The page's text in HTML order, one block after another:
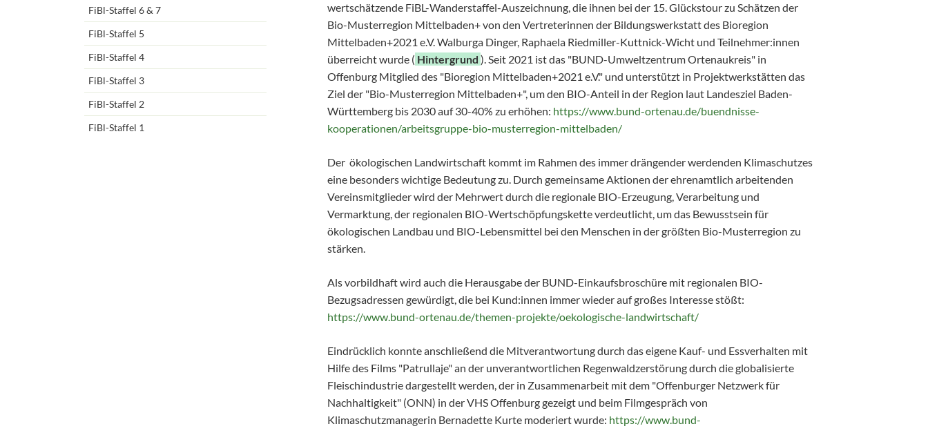
wertschätzende FiBL-Wanderstaffel-Auszeichnung, die ihnen bei der 15. Glückstour zu Schätzen der
Bio-Musterregion Mittelbaden+ von den Vertreterinnen der Bildungswerkstatt des Bioregion
Mittelbaden+2021 e.V. Walburga Dinger, Raphaela Riedmiller-Kuttnick-Wicht und Teilnehmer:innen
überreicht wurde ( Hintergrund ). Seit 2021 ist das "BUND-Umweltzentrum Ortenaukreis" in
Offenburg Mitglied des "Bioregion Mittelbaden+2021 e.V." und unterstützt in Projektwerkstätten das
Ziel der "Bio-Musterregion Mittelbaden+", um den BIO-Anteil in der Region laut Landesziel Baden-
Württemberg bis 2030 auf 30-40% zu erhöhen: https://www.bund-ortenau.de/buendnisse-
kooperationen/arbeitsgruppe-bio-musterregion-mittelbaden/
Der ökologischen Landwirtschaft kommt im Rahmen des immer drängender werdenden Klimaschutzes
eine besonders wichtige Bedeutung zu. Durch gemeinsame Aktionen der ehrenamtlich arbeitenden
Vereinsmitglieder wird der Mehrwert durch die regionale BIO-Erzeugung, Verarbeitung und
Vermarktung, der regionalen BIO-Wertschöpfungskette verdeutlicht, um das Bewusstsein für
ökologischen Landbau und BIO-Lebensmittel bei den Menschen in der größten Bio-Musterregion zu
stärken.
Als vorbildhaft wird auch die Herausgabe der BUND-Einkaufsbroschüre mit regionalen BIO-
Bezugsadressen gewürdigt, die bei Kund:innen immer wieder auf großes Interesse stößt:
https://www.bund-ortenau.de/themen-projekte/oekologische-landwirtschaft/
Eindrücklich konnte anschließend die Mitverantwortung durch das eigene Kauf- und Essverhalten mit
Hilfe des Films "Patrullaje" an der unverantwortlichen Regenwaldzerstörung durch die globalisierte
Fleischindustrie dargestellt werden, der in Zusammenarbeit mit dem "Offenburger Netzwerk für
Nachhaltigkeit" (ONN) in der VHS Offenburg gezeigt und beim Filmgespräch von
Klimaschutzmanagerin Bernadette Kurte moderiert wurde: https://www.bund-
FiBl-Staffel 6 & 7
FiBl-Staffel 5
FiBl-Staffel 4
FiBl-Staffel 3
FiBl-Staffel 2
FiBl-Staffel 1